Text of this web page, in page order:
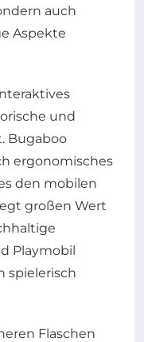
auch
Aspekte
und
Bugaboo
ergonomisches
den mobilen
großen Wert
Playmobil
spielerisch
Flaschen